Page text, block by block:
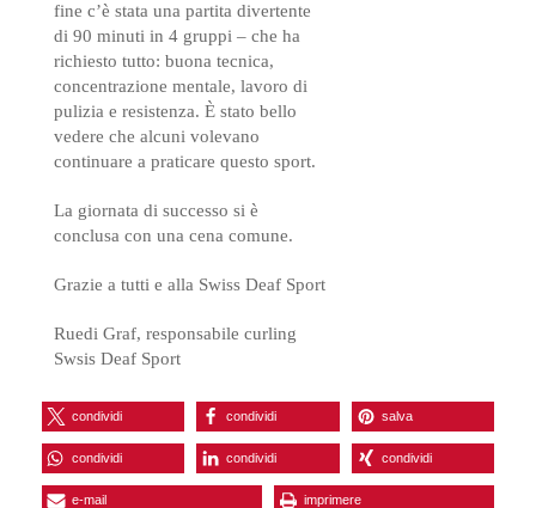
fine c’è stata una partita divertente
di 90 minuti in 4 gruppi – che ha
richiesto tutto: buona tecnica,
concentrazione mentale, lavoro di
pulizia e resistenza. È stato bello
vedere che alcuni volevano
continuare a praticare questo sport.
La giornata di successo si è
conclusa con una cena comune.
Grazie a tutti e alla Swiss Deaf Sport
Ruedi Graf, responsabile curling
Swsis Deaf Sport
condividi condividi salva
condividi condividi condividi
e-mail imprimere